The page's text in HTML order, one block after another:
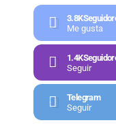
3.8K
Me gusta
1.4K
Seguir
Telegram
Seguir